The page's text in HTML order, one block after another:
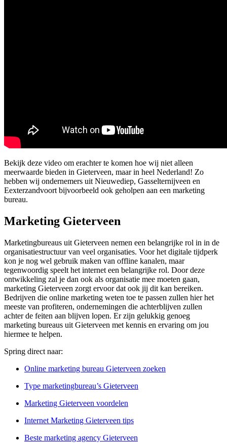
Bekijk deze video om erachter te komen hoe wij niet alleen
meerwaarde bieden in Gieterveen, maar in heel Nederland! Zo
hebben wij ondernemers uit Nieuwediep, Gasselternijveen en
Eexterzandvoort bijvoorbeeld ook geholpen aan een marketing
bureau.
Marketing Gieterveen
Marketingbureaus uit Gieterveen nemen een belangrijke rol in in de
organisatiestructuur van veel organisaties. Voor het digitale tijdperk
kon je nog wel gebruik maken van offline kanalen, maar
tegenwoordig speelt het internet een belangrijke rol. Door deze
ontwikkeling zal je dan ook als organisatie mee moeten gaan,
marketing Gieterveen zorgt ervoor dat ook jij dit kan bereiken.
Bedrijven die online marketing weten toe te passen zullen hier het
meeste van profiteren, ondernemingen die achterblijven zullen
achter de feiten aan blijven lopen. Er zijn gelukkig genoeg
marketing bureaus uit Gieterveen met kennis en ervaring om jou
hiermee te helpen.
Spring direct naar:
Online marketing bureau Gieterveen zoeken
Type marketingbureau’s Gieterveen
Marketing Gieterveen voordelen
Internet Marketing Gieterveen tips
Beste marketing agency Gieterveen